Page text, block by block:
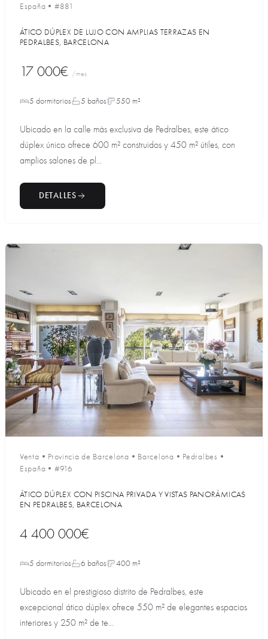
España • #881
ÁTICO DÚPLEX DE LUJO CON AMPLIAS TERRAZAS EN
PEDRALBES, BARCELONA
17 000€ /mes
5 dormitorios 5 baños 550 m²
Ubicado en la calle más exclusiva de Pedralbes, este ático
dúplex único ofrece 600 m² construidos y 450 m² útiles, con
amplios salones de pl...
DETALLES
Venta • Provincia de Barcelona • Barcelona • Pedralbes •
España • #916
ÁTICO DÚPLEX CON PISCINA PRIVADA Y VISTAS PANORÁMICAS
EN PEDRALBES, BARCELONA
4 400 000€
5 dormitorios 6 baños 400 m²
Ubicado en el prestigioso distrito de Pedralbes, este
excepcional ático dúplex ofrece 550 m² de elegantes espacios
interiores y 250 m² de te...